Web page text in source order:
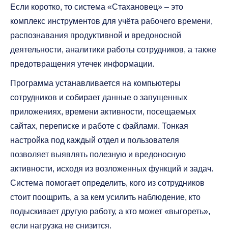
Если коротко, то система «Стахановец» – это
комплекс инструментов для учёта рабочего времени,
распознавания продуктивной и вредоносной
деятельности, аналитики работы сотрудников, а также
предотвращения утечек информации.
Программа устанавливается на компьютеры
сотрудников и собирает данные о запущенных
приложениях, времени активности, посещаемых
сайтах, переписке и работе с файлами. Тонкая
настройка под каждый отдел и пользователя
позволяет выявлять полезную и вредоносную
активности, исходя из возложенных функций и задач.
Система помогает определить, кого из сотрудников
стоит поощрить, а за кем усилить наблюдение, кто
подыскивает другую работу, а кто может «выгореть»,
если нагрузка не снизится.